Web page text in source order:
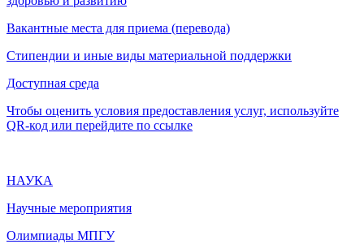
Вакантные места для приема (перевода)
Стипендии и иные виды материальной поддержки
Доступная среда
Чтобы оценить условия предоставления услуг, используйте
QR-код или перейдите по ссылке
НАУКА
Научные мероприятия
Олимпиады МПГУ